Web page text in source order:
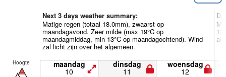
Next 3 days weather summary:
Matige regen (totaal 18.0mm), zwaarst op
maandagavond. Zeer milde (max 19°C op
maandagmiddag, min 13°C op maandagochtend). Wind
zal licht zijn over het algemeen.
Hoogte maandag
10
dinsdag
11
woensdag
12